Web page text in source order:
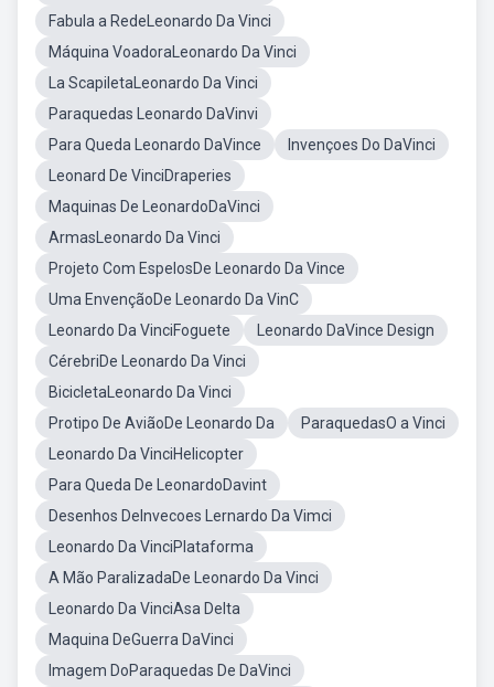
Fabula a RedeLeonardo Da Vinci
Máquina VoadoraLeonardo Da Vinci
La ScapiletaLeonardo Da Vinci
Paraquedas Leonardo DaVinvi
Para Queda Leonardo DaVince
Invençoes Do DaVinci
Leonard De VinciDraperies
Maquinas De LeonardoDaVinci
ArmasLeonardo Da Vinci
Projeto Com EspelosDe Leonardo Da Vince
Uma EnvençãoDe Leonardo Da VinC
Leonardo Da VinciFoguete
Leonardo DaVince Design
CérebriDe Leonardo Da Vinci
BicicletaLeonardo Da Vinci
Protipo De AviãoDe Leonardo Da
ParaquedasO a Vinci
Leonardo Da VinciHelicopter
Para Queda De LeonardoDavint
Desenhos DeInvecoes Lernardo Da Vimci
Leonardo Da VinciPlataforma
A Mão ParalizadaDe Leonardo Da Vinci
Leonardo Da VinciAsa Delta
Maquina DeGuerra DaVinci
Imagem DoParaquedas De DaVinci